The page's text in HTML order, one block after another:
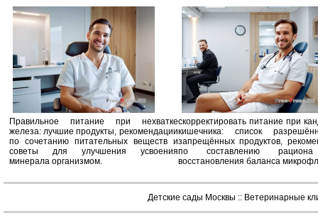
Правильное питание при нехватке
железа: лучшие продукты, рекомендации
по сочетанию питательных веществ и
советы для улучшения усвоения
минерала организмом.
скорректировать питание при
кишечника: список
запрещённых продуктов,
по составлению
восстановления баланса
Детские сады Москвы :: Ветеринарные